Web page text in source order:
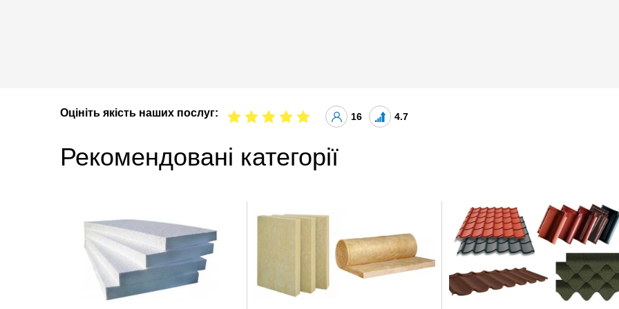
Оцініть якість наших послуг: 16 4.7
Рекомендовані категорії